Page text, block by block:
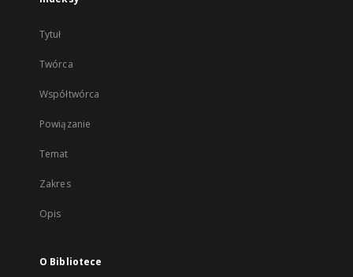
Tytuł
Twórca
Współtwórca
Powiązanie
Temat
Zakres
Opis
O Bibliotece